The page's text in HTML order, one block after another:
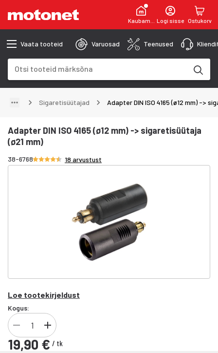
KaubamajaLogi sisse Ostukorv
Vaata tooteid Varuosad Teenused
Sigaretisüütajad Adapter DIN ISO 4165 (ø12 mm) ->
Adapter DIN ISO 4165 (ø12 mm) -> sigaretisüütaja
(ø21 mm)
38-6768Hinnang 4.3/5 tähte
18 arvustust
Loe tootekirjeldust
Kogus:
19,90 € / tk